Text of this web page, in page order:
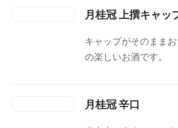
月桂冠 上撰キャッ
キャップがそのまま
の楽しいお酒です。
月桂冠 辛口